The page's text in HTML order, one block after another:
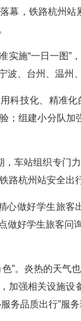
幕，铁路杭州
实施“一日一图”
波、台州、温州
科技化、精准
；组建小分队
车站组织专门
路杭州站安全出
心做好学生旅
做好学生旅客
”。炎热的天气
加强相关设施设
务品质出行”服